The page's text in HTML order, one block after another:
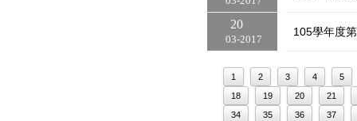
03 2017
20
105學年度
1 2 3 4
5
18
19 20
21
34
35 36
37